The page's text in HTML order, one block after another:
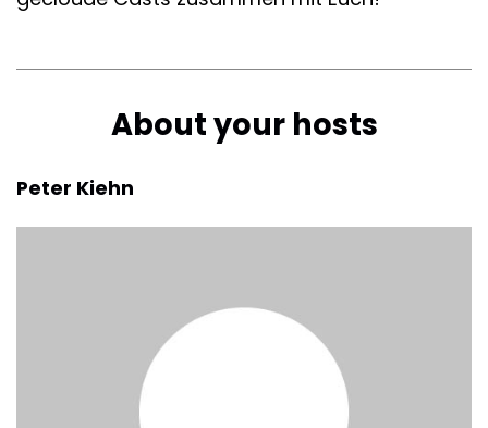
About your hosts
Peter Kiehn